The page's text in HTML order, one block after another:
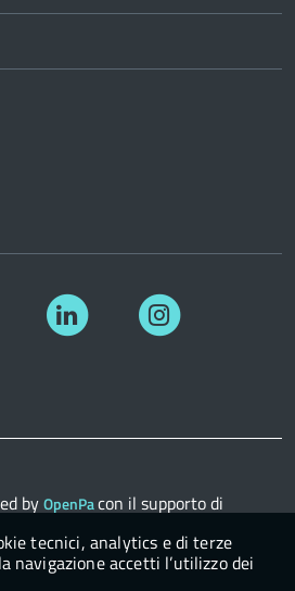
Linkedin
byOpenPacon il supporto di
tecnici, analytics e di terze
navigazione accetti l’utilizzo dei